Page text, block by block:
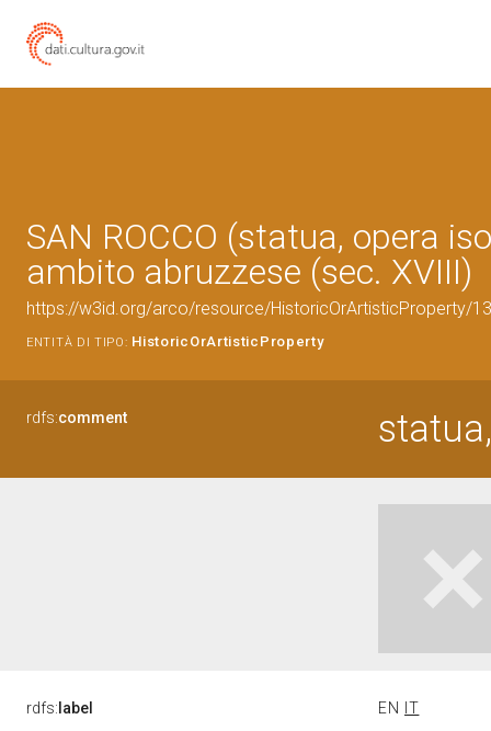
SAN ROCCO (statua, opera
ambito abruzzese (sec. XVIII)
https://w3id.org/arco/resource/HistoricOrArtisticProperty/
ENTITÀ DI TIPO: HistoricOrArtisticProperty
rdfs:comment
rdfs: label EN IT